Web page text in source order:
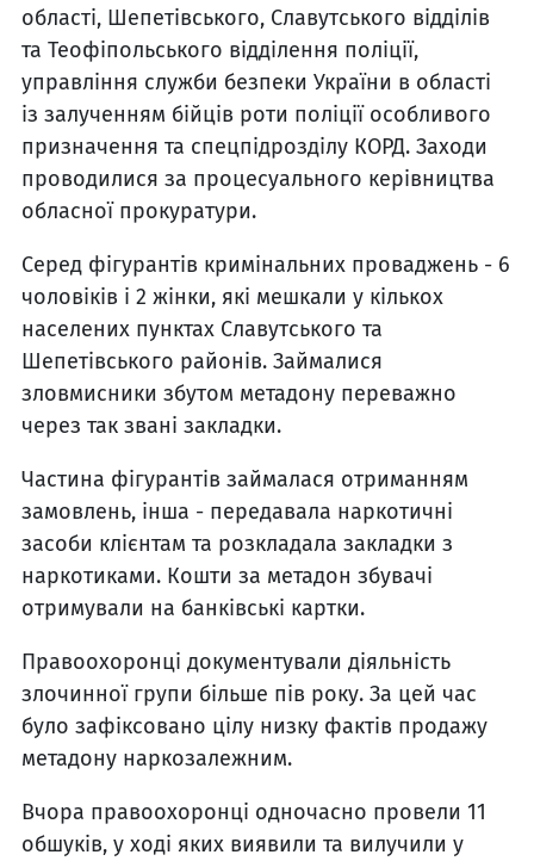
області, Шепетівського, Славутського відділів
та Теофіпольського відділення поліції,
управління служби безпеки України в області
із залученням бійців роти поліції особливого
призначення та спецпідрозділу КОРД. Заходи
проводилися за процесуального керівництва
обласної прокуратури.
Серед фігурантів кримінальних проваджень - 6
чоловіків і 2 жінки, які мешкали у кількох
населених пунктах Славутського та
Шепетівського районів. Займалися
зловмисники збутом метадону переважно
через так звані закладки.
Частина фігурантів займалася отриманням
замовлень, інша - передавала наркотичні
засоби клієнтам та розкладала закладки з
наркотиками. Кошти за метадон збувачі
отримували на банківські картки.
Правоохоронці документували діяльність
злочинної групи більше пів року. За цей час
було зафіксовано цілу низку фактів продажу
метадону наркозалежним.
Вчора правоохоронці одночасно провели 11
обшуків, у ході яких виявили та вилучили у